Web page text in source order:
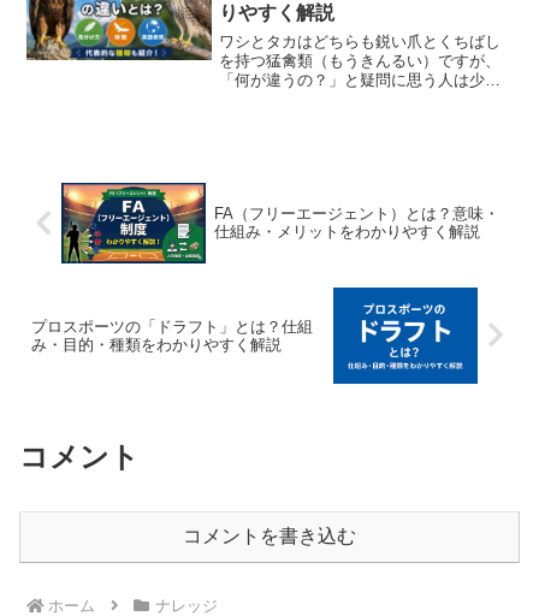
りやすく解説
ワシとタカはどちらも鋭い爪とくちばし
を持つ猛禽類（もうきんるい）ですが、
「何が違うの？」と疑問に思う人は少な
FA（フリーエージェント）とは？意味・
仕組み・メリットをわかりやすく解説
プロスポーツの「ドラフト」とは？仕組
み・目的・種類をわかりやすく解説
コメント
コメントを書き込む
ホーム ナレッジ